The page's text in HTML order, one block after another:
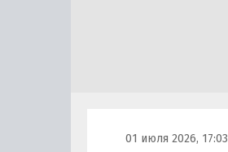
01 июля 2026, 17:03